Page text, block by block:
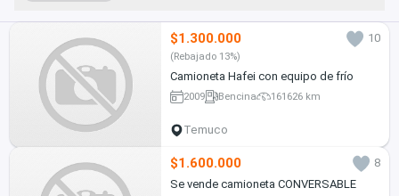
$1.300.000 10
(Rebajado 13%)
Camioneta Hafei con equipo de frío
2009 Bencina 161626 km
Temuco
$1.600.000
8
Se vende camioneta CONVERSABLE